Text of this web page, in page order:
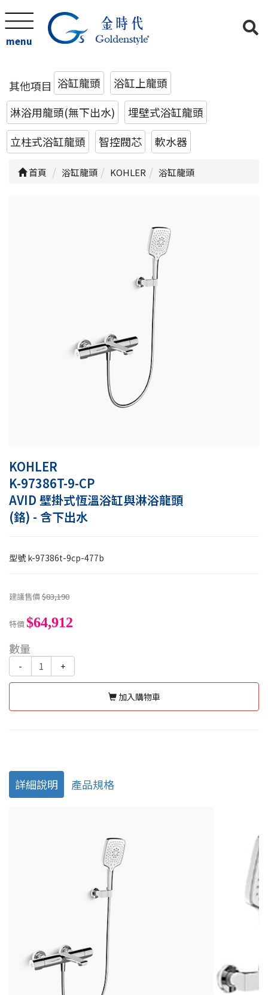
menu
其他項目 浴缸龍頭
浴缸上龍頭
淋浴用龍頭(無下出水)
埋壁式浴缸龍頭
立柱式浴缸龍頭
智控閥芯 軟水器
首頁 浴缸龍頭 KOHLER 浴缸龍頭
KOHLER
K-97386T-9-CP
AVID 壁掛式恆溫浴缸與淋浴龍頭
(鉻) - 含下出水
型號k-97386t-9cp-477b
建議售價$83,190
特價$64,912
數量
- +
加入購物車
詳細說明 產品規格